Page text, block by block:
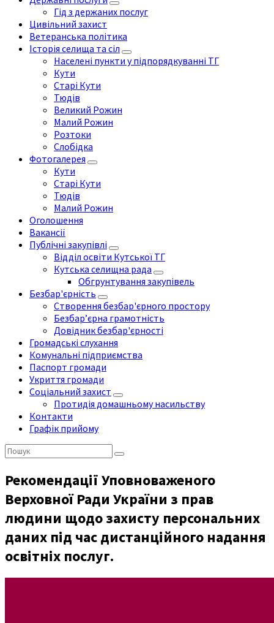
Гід з держаних послуг
Цивільний захист
Ветеранська політика
Історія селища та сіл
Населені пункти у підпорядкуванні ТГ
Кути
Старі Кути
Тюдів
Великий Рожин
Малий Рожин
Розтоки
Слобідка
Фотогалерея
Кути
Старі Кути
Тюдів
Малий Рожин
Оголошення
Вакансії
Публічні закупівлі
Відділ освіти Кутської ТГ
Кутська селищна рада
Обгрунтування закупівель
Безбар'єрність
Створення безбар'єрного простору
Безбар’єрна грамотність
Довідник безбар'єрності
Громадські слухання
Комунальні підприємства
Паспорт громади
Укриття громади
Соціальний захист
Протидія домашньому насильству
Контакти
Графік прийому
Пошук:
Рекомендації Уповноваженого
Верховної Ради України з прав
людини щодо захисту персональних
даних під час дистанційного надання
освітніх послуг.